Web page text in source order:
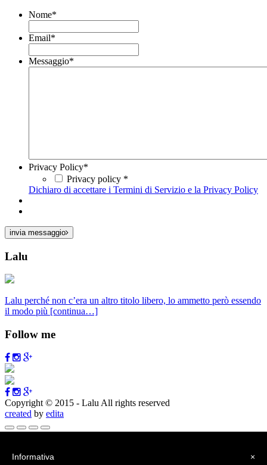
Nome*
Email*
Messaggio*
Privacy Policy*
Privacy policy *
Dichiaro di accettare i Termini di Servizio e la Privacy Policy
invia messaggio
Lalu
Lalu perché non c’era un altro titolo libero, lo ammetto però essendo
il modo più [continua…]
Follow me
Copyright © 2015 - Lalu All rights reserved
created by edita
×
Informativa